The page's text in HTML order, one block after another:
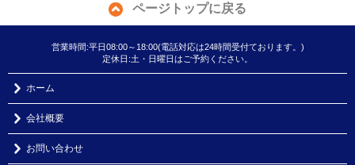
ページトップに戻る
営業時間:平日08:00～18:00(電話対応は24時間受付ております。)
定休日:土・日曜日はご予約ください。
ホーム
会社概要
お問い合わせ